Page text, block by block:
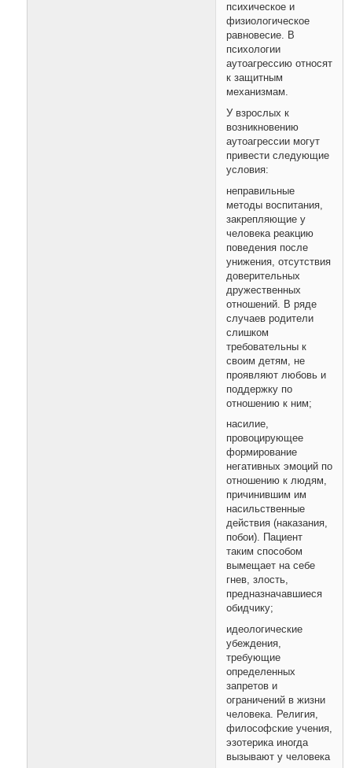
психическое и
физиологическое
равновесие. В
психологии
аутоагрессию относят
к защитным
механизмам.
У взрослых к
возникновению
аутоагрессии могут
привести следующие
условия:
неправильные
методы воспитания,
закрепляющие у
человека реакцию
поведения после
унижения, отсутствия
доверительных
дружественных
отношений. В ряде
случаев родители
слишком
требовательны к
своим детям, не
проявляют любовь и
поддержку по
отношению к ним;
насилие,
провоцирующее
формирование
негативных эмоций по
отношению к людям,
причинившим им
насильственные
действия (наказания,
побои). Пациент
таким способом
вымещает на себе
гнев, злость,
предназначавшиеся
обидчику;
идеологические
убеждения,
требующие
определенных
запретов и
ограничений в жизни
человека. Религия,
философские учения,
эзотерика иногда
вызывают у человека